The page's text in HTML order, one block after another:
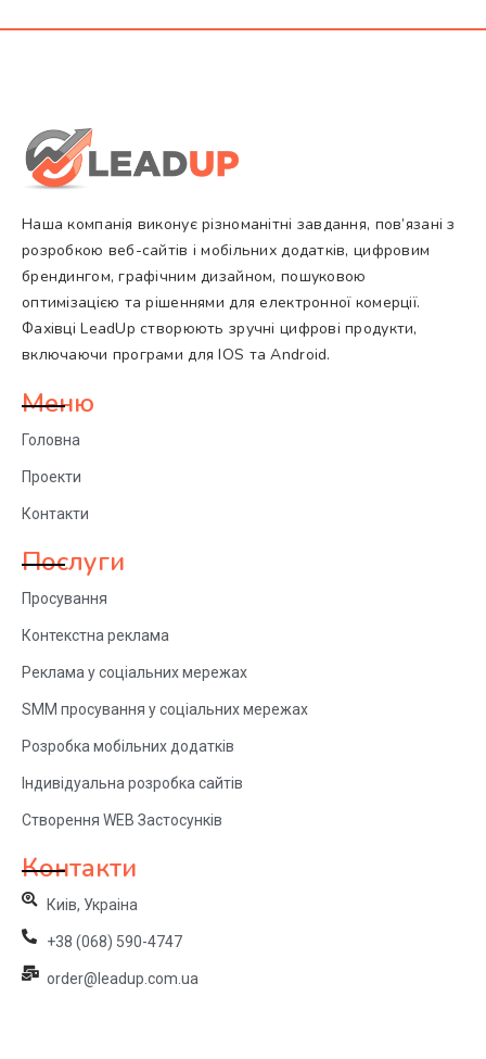
Наша компанія виконує різноманітні завдання, пов’язані з
розробкою веб-сайтів і мобільних додатків, цифровим
брендингом, графічним дизайном, пошуковою
оптимізацією та рішеннями для електронної комерції.
Фахівці LeadUp створюють зручні цифрові продукти,
включаючи програми для IOS та Android.
Меню
Головна
Проекти
Контакти
Послуги
Просування
Контекстна реклама
Реклама у соціальних мережах
SMM просування у соціальних мережах
Розробка мобільних додатків
Індивідуальна розробка сайтів
Створення WEB Застосунків
Контакти
Киів, Украіна
+38 (068) 590-4747
order@leadup.com.ua